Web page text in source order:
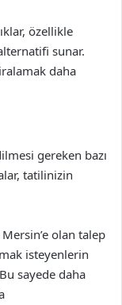
özellikle
sunar.
daha
gereken bazı
tatilinizin
olan talep
isteyenlerin
sayede daha